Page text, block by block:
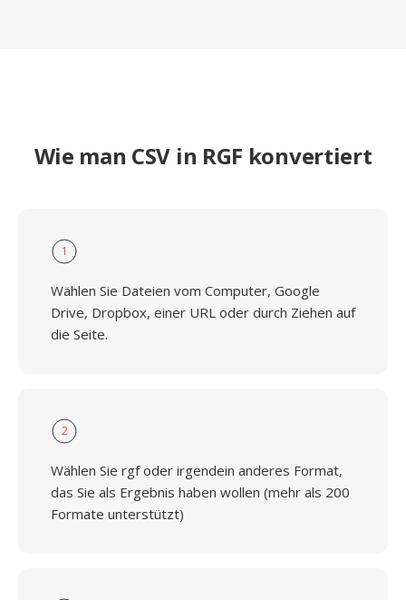
Wie man CSV in RGF konvertiert
1
Wählen Sie Dateien vom Computer, Google
Drive, Dropbox, einer URL oder durch Ziehen auf
die Seite.
2
Wählen Sie rgf oder irgendein anderes Format,
das Sie als Ergebnis haben wollen (mehr als 200
Formate unterstützt)